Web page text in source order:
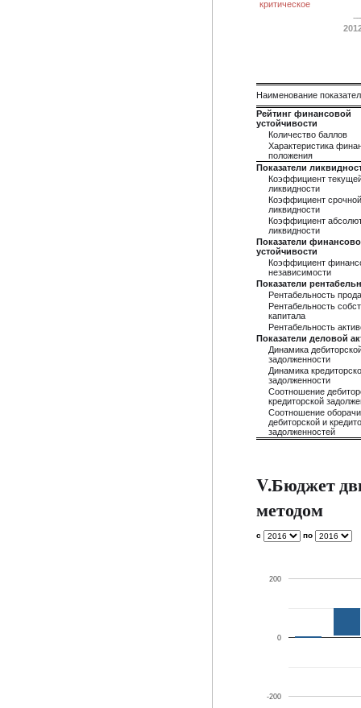
критическое
Наименование
Рейтинг финансовой
устойчивости
Количество баллов
Характеристика
положения
Показатели
Коэффициент
ликвидности
Коэффициент срочной
ликвидности
Коэффициент
ликвидности
Показатели
устойчивости
Коэффициент
независимости
Показатели
Рентабельность
Рентабельность
капитала
Рентабельность
Показатели деловой
Динамика
задолженности
Динамика
задолженности
Соотношение
кредиторской
Соотношение
дебиторской и
задолженностей
V.Бюджет
методом
с по
-200
0
200